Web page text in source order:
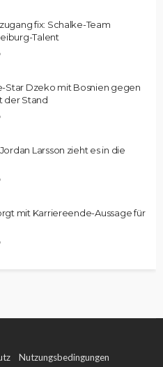
fix: Schalke-Team
Talent
Star Dzeko mit Bosnien gegen
der Stand
Larsson zieht es in die
mit Karriereende-Aussage für
Nutzungsbedingungen